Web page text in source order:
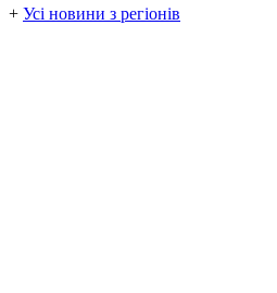
+ Усі новини з регіонів